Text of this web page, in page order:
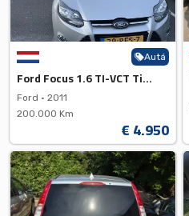
Autá
Ford Focus 1.6 TI-VCT Titanium
Ford • 2011
200.000 Km
€ 4.950